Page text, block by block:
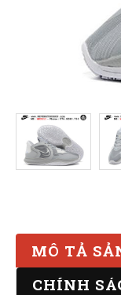
MÔ TẢ
CHÍNH